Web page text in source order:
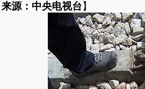
来源：中央电视台】